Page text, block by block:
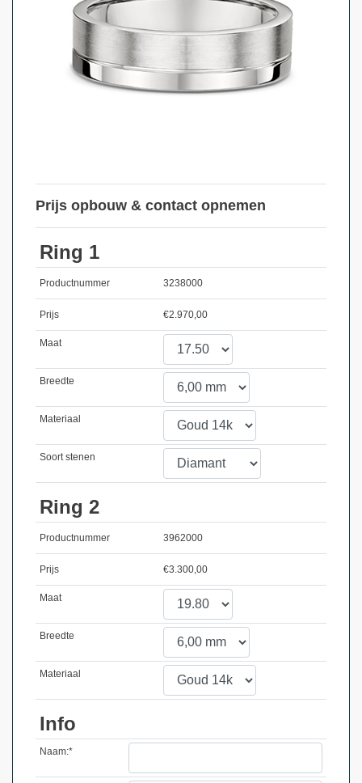
Prijs opbouw & contact opnemen
Ring 1
Productnummer 3238000
Prijs €2.970,00
Maat
Breedte
Materiaal
Soort stenen
Ring 2
Productnummer 3962000
Prijs €3.300,00
Maat
Breedte
Materiaal
Info
Naam:*